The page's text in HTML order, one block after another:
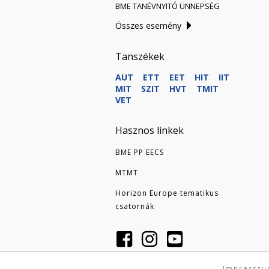
BME TANÉVNYITÓ ÜNNEPSÉG
Összes esemény
Tanszékek
AUT ETT EET HIT
IIT
MIT
SZIT HVT
TMIT
VET
Hasznos linkek
BME PP EECS
MTMT
Horizon Europe tematikus
csatornák